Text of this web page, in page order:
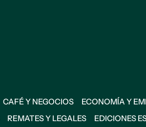
CAFÉ Y NEGOCIOS ECONOMÍA Y
REMATES Y LEGALES EDICIONES